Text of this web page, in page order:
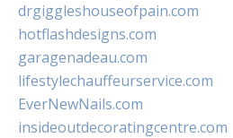
drgiggleshouseofpain.com
hotflashdesigns.com
garagenadeau.com
lifestylechauffeurservice.com
EverNewNails.com
insideoutdecoratingcentre.com